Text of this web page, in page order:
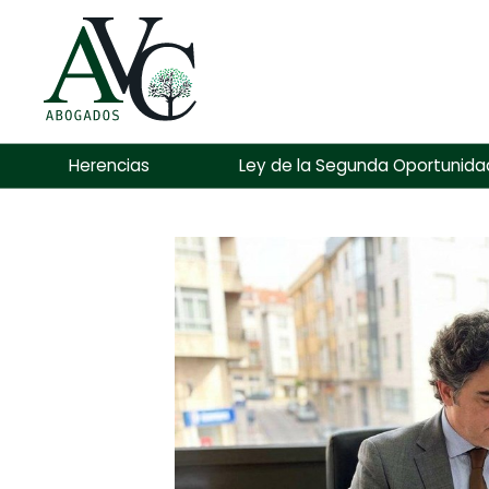
Herencias Ley de la Segunda